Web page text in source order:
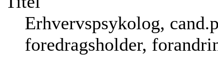
Erhvervspsykolog,
foredragsholder,